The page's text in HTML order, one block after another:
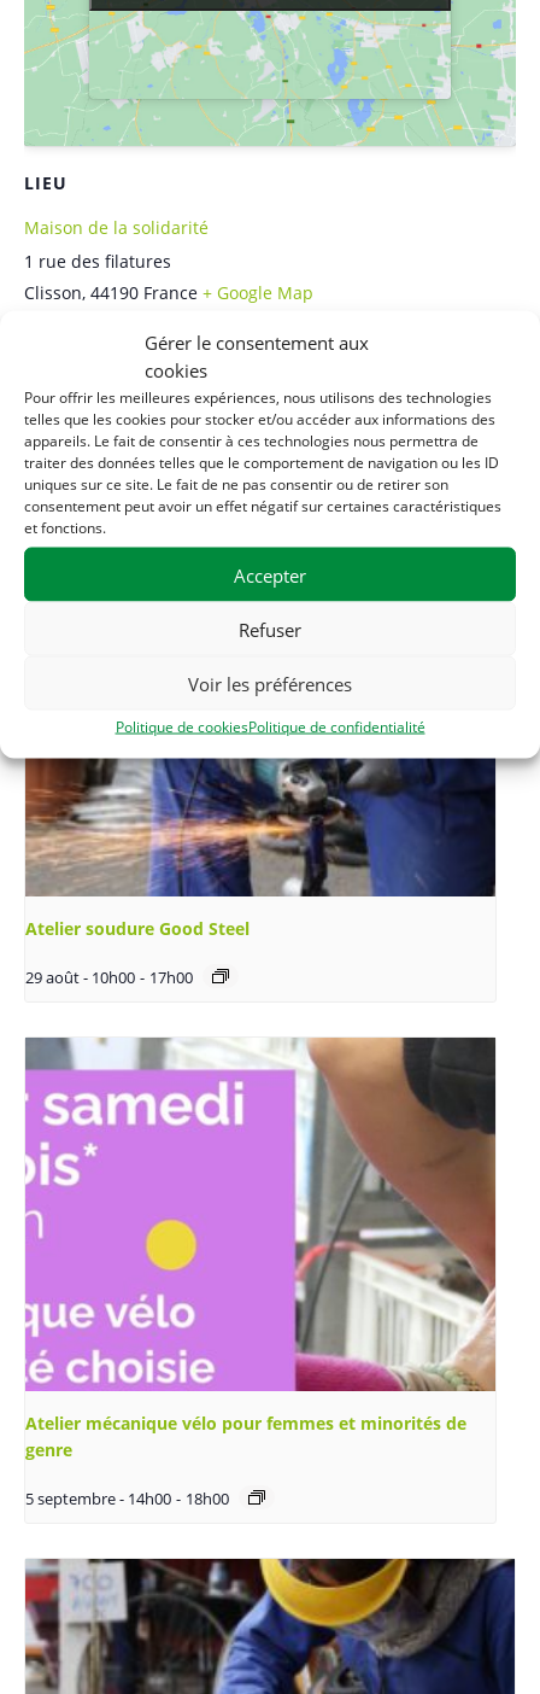
Gérer le consentement aux
cookies
Pour offrir les meilleures expériences, nous utilisons des technologies
telles que les cookies pour stocker et/ou accéder aux informations des
appareils. Le fait de consentir à ces technologies nous permettra de
traiter des données telles que le comportement de navigation ou les ID
uniques sur ce site. Le fait de ne pas consentir ou de retirer son
consentement peut avoir un effet négatif sur certaines caractéristiques
et fonctions.
Accepter
Refuser
Voir les préférences
Politique de cookiesPolitique de confidentialité
LIEU
Maison de la solidarité
1 rue des filatures
Clisson, 44190 France + Google Map
Related Évènements
Atelier soudure Good Steel
29 août - 10h00 - 17h00
Atelier mécanique vélo pour femmes et minorités de
genre
5 septembre - 14h00 - 18h00